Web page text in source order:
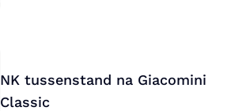
NK tussenstand na Giacomini
Classic